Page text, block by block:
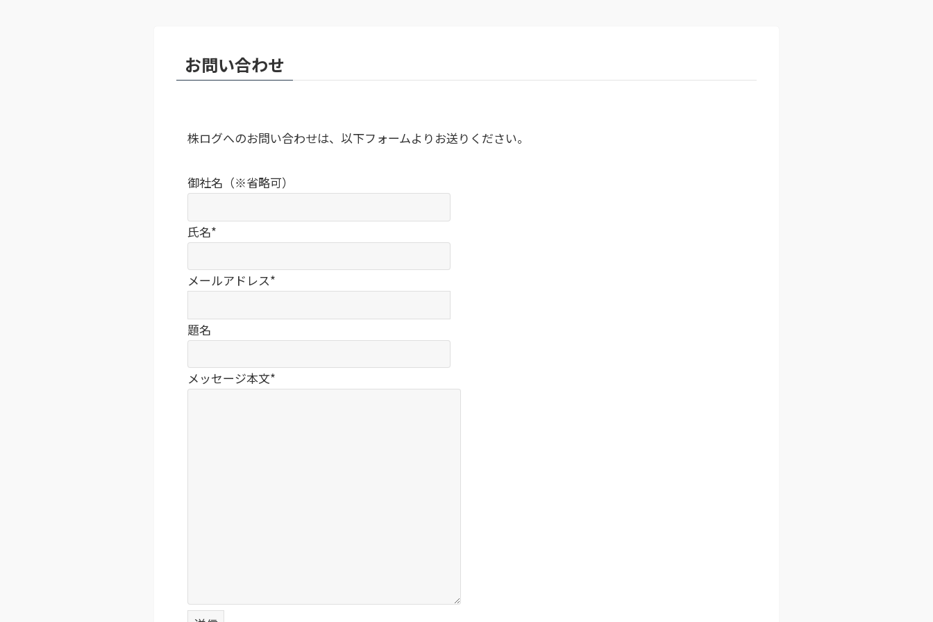
お問い合わせ
株ログへのお問い合わせは、以下フォームよりお送りください。
御社名（※省略可）
氏名*
メールアドレス*
題名
メッセージ本文*